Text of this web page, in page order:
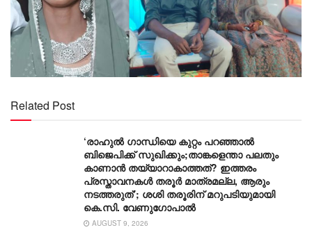
Related Post
‘രാഹുൽ ഗാന്ധിയെ കുറ്റം പറഞ്ഞാൽ
ബിജെപിക്ക് സുഖിക്കും;താങ്കളെന്താ പലതും
കാണാൻ തയ്യാറാകാത്തത്? ഇത്തരം
പ്രസ്താവനകൾ തരൂർ മാത്രമല്ല, ആരും
നടത്തരുത്’; ശശി തരൂരിന് മറുപടിയുമായി
കെ.സി. വേണുഗോപാൽ
AUGUST 9, 2026